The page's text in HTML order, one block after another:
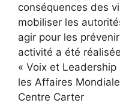
conséquences des
mobiliser les
agir pour les
activité a été
« Voix et
les Affaires
Centre Carter